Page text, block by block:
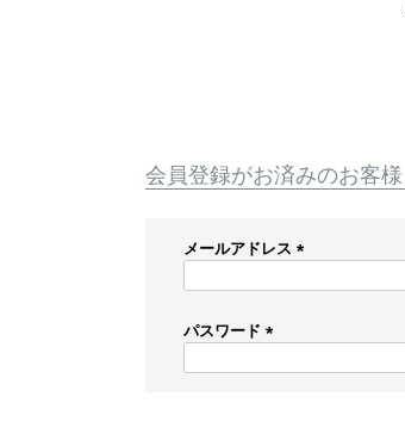
会員登録がお済みのお客様
メールアドレス
)
パスワード